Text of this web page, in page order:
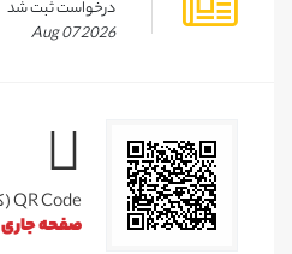
درخواست ثبت شد
Aug 07 2026
QR Code (کیوآر کد)
صفحه جاری